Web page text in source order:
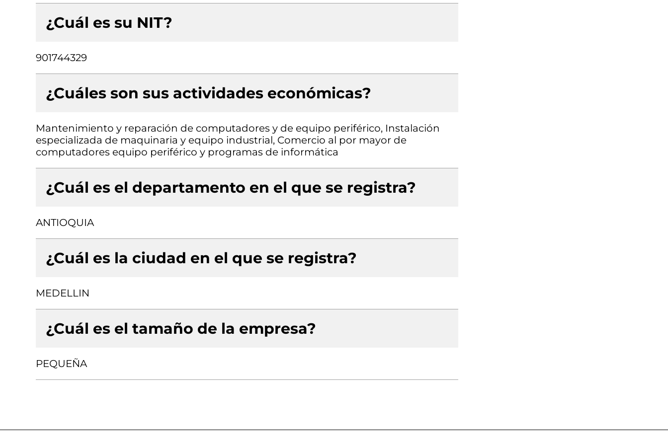
¿Cuál es su NIT?
901744329
¿Cuáles son sus actividades económicas?
Mantenimiento y reparación de computadores y de equipo periférico, Instalación
especializada de maquinaria y equipo industrial, Comercio al por mayor de
computadores equipo periférico y programas de informática
¿Cuál es el departamento en el que se registra?
ANTIOQUIA
¿Cuál es la ciudad en el que se registra?
MEDELLIN
¿Cuál es el tamaño de la empresa?
PEQUEÑA